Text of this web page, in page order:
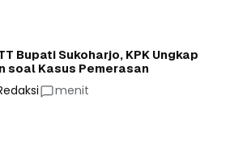
Bupati Sukoharjo, KPK Ungkap
soal Kasus Pemerasan
menit